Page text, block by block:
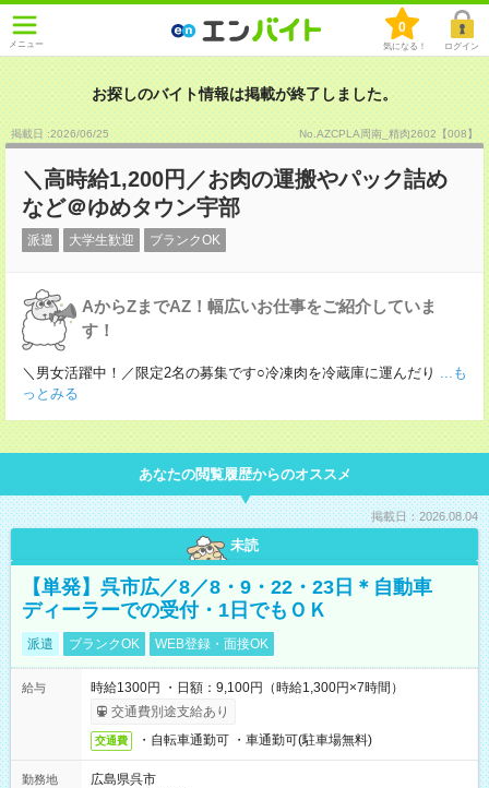
メニュー
0
気になる！ ログイン
お探しのバイト情報は掲載が終了しました。
掲載日 :2026/06/25 No.AZCPLA周南_精肉2602【008】
＼高時給1,200円／お肉の運搬やパック詰め
など＠ゆめタウン宇部
派遣 大学生歓迎 ブランクOK
AからZまでAZ！幅広いお仕事をご紹介していま
す！
＼男女活躍中！／限定2名の募集です○冷凍肉を冷蔵庫に運んだり ...も
っとみる
あなたの閲覧履歴からのオススメ
掲載日：2026.08.04
未読
【単発】呉市広／8／8・9・22・23日＊自動車
ディーラーでの受付・1日でもＯＫ
派遣 ブランクOK WEB登録・面接OK
給与
時給1300円 ・日額：9,100円（時給1,300円×7時間）
交通費別途支給あり
交通費 ・自転車通勤可 ・車通勤可(駐車場無料)
勤務地
広島県呉市